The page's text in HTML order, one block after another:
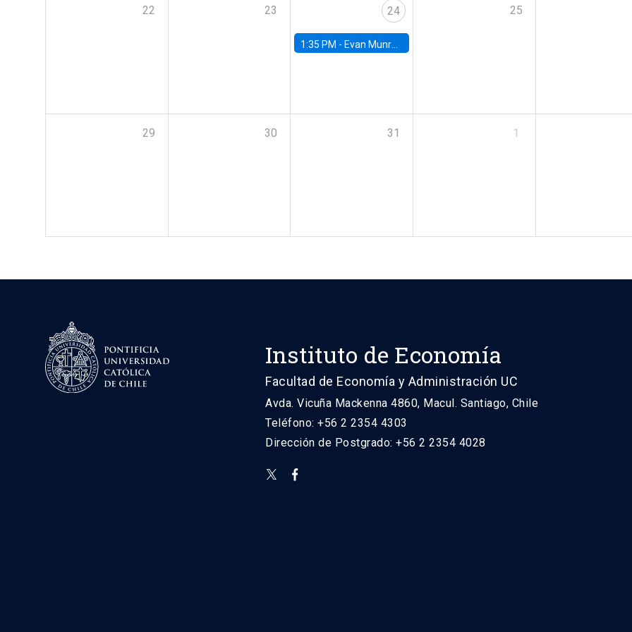
22 23 24
1:35 PM - Evan Munro, Neyman Visiting Assistant Professor in the Department of Statistics at UC Berkeley
25
29 30 31 1
Instituto de Economía
Facultad de Economía y Administración UC
Avda. Vicuña Mackenna 4860, Macul. Santiago, Chile
Teléfono: +56 2 2354 4303
Dirección de Postgrado: +56 2 2354 4028